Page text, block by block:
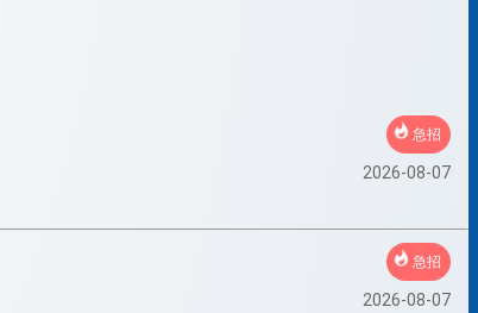
急招
2026-08-07
急招
2026-08-07